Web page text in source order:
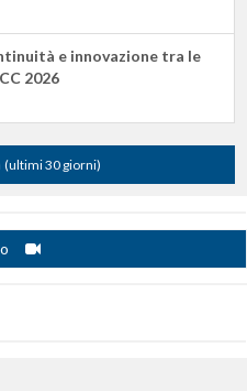
e innovazione tra le
2026
(ultimi 30 giorni)